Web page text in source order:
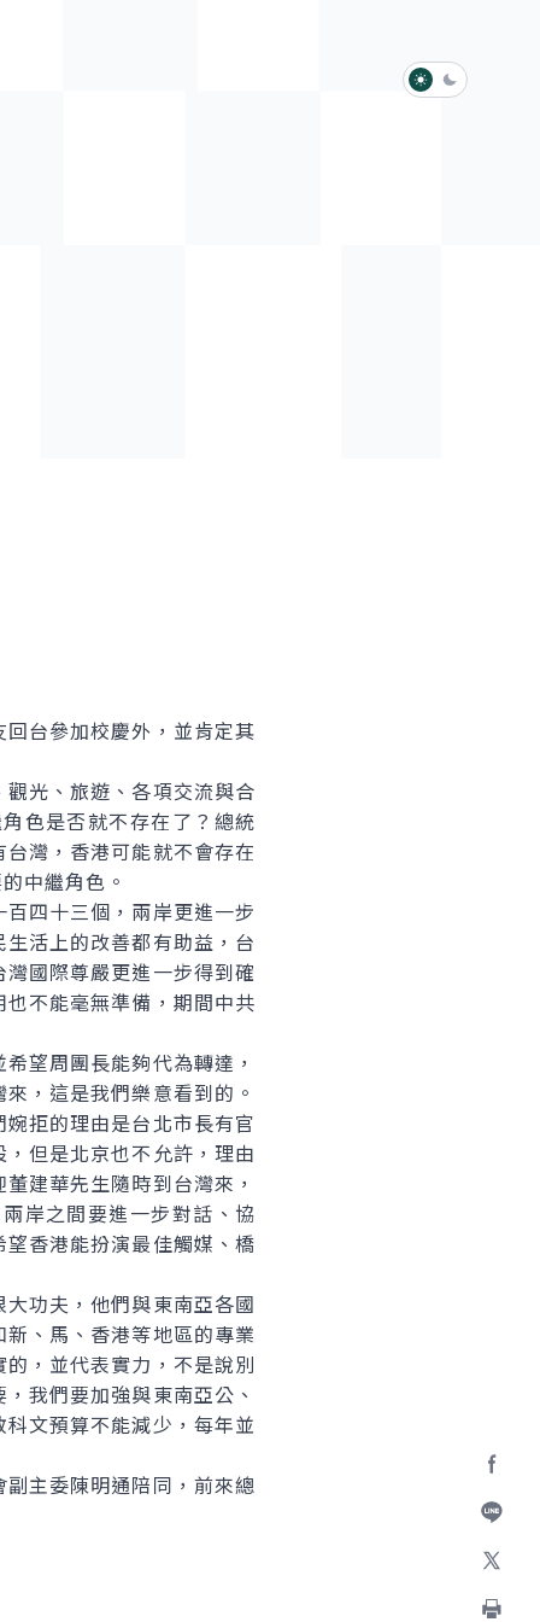
淺色模式
深色模式
加入好
台參加校慶外，並肯定其
光、旅遊、各項交流與合
色是否就不存在了？總統
灣，香港可能就不會存在
中繼角色。
四十三個，兩岸更進一步
活上的改善都有助益，台
國際尊嚴更進一步得到確
不能毫無準備，期間中共
望周團長能夠代為轉達，
，這是我們樂意看到的。
拒的理由是台北市長有官
但是北京也不允許，理由
建華先生隨時到台灣來，
岸之間要進一步對話、協
香港能扮演最佳觸媒、橋
功夫，他們與東南亞各國
、馬、香港等地區的專業
，並代表實力，不是說別
我們要加強與東南亞公、
文預算不能減少，每年並
主委陳明通陪同，前來總